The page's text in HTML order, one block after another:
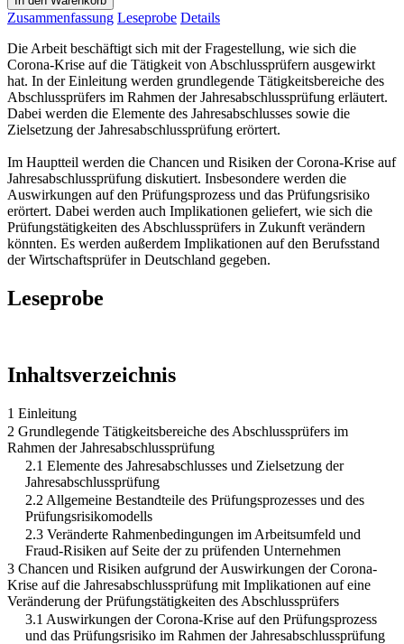
Zusammenfassung Leseprobe Details
Die Arbeit beschäftigt sich mit der Fragestellung, wie sich die
Corona-Krise auf die Tätigkeit von Abschlussprüfern ausgewirkt
hat. In der Einleitung werden grundlegende Tätigkeitsbereiche des
Abschlussprüfers im Rahmen der Jahresabschlussprüfung erläutert.
Dabei werden die Elemente des Jahresabschlusses sowie die
Zielsetzung der Jahresabschlussprüfung erörtert.
Im Hauptteil werden die Chancen und Risiken der Corona-Krise auf
Jahresabschlussprüfung diskutiert. Insbesondere werden die
Auswirkungen auf den Prüfungsprozess und das Prüfungsrisiko
erörtert. Dabei werden auch Implikationen geliefert, wie sich die
Prüfungstätigkeiten des Abschlussprüfers in Zukunft verändern
könnten. Es werden außerdem Implikationen auf den Berufsstand
der Wirtschaftsprüfer in Deutschland gegeben.
Leseprobe
Inhaltsverzeichnis
1 Einleitung
2 Grundlegende Tätigkeitsbereiche des Abschlussprüfers im
Rahmen der Jahresabschlussprüfung
2.1 Elemente des Jahresabschlusses und Zielsetzung der
Jahresabschlussprüfung
2.2 Allgemeine Bestandteile des Prüfungsprozesses und des
Prüfungsrisikomodells
2.3 Veränderte Rahmenbedingungen im Arbeitsumfeld und
Fraud-Risiken auf Seite der zu prüfenden Unternehmen
3 Chancen und Risiken aufgrund der Auswirkungen der Corona-
Krise auf die Jahresabschlussprüfung mit Implikationen auf eine
Veränderung der Prüfungstätigkeiten des Abschlussprüfers
3.1 Auswirkungen der Corona-Krise auf den Prüfungsprozess
und das Prüfungsrisiko im Rahmen der Jahresabschlussprüfung